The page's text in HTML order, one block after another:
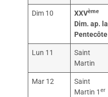
Dim 10 XXVème
Dim. ap. la
Pentecôte
Lun 11
Saint
Martin
Mar 12
Saint
Martin 1er